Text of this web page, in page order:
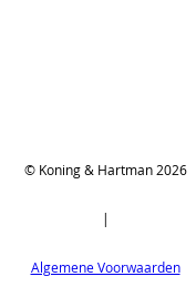
© Koning & Hartman 2026
|
Algemene Voorwaarden